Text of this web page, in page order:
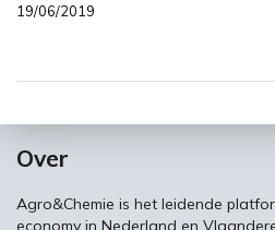
19/06/2019
Over
Agro&Chemie is het leidende
economy in Nederland en